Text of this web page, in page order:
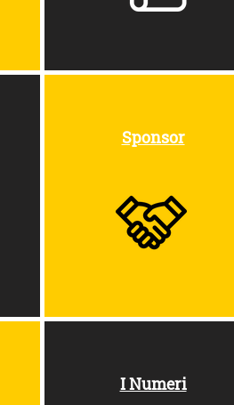
Sponsor
I Numeri